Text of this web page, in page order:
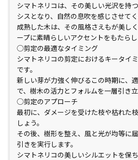
シマトネリコは、その美しい光沢を持
シスとなり、自然の息吹を感じさせてく
成熟した木は、その風格さえもが美し
ープに素晴らしいアクセントをもたらし
◯剪定の最適なタイミング
シマトネリコの剪定におけるキータイ
です。
新しい芽が力強く伸びるこの時期に、
で、樹木の活力とフォルムを一層引き立
◯剪定のアプローチ
最初に、ダメージを受けた枝や枯れた
しょう。
その後、樹形を整え、風と光が均等に
引きを実行します。
シマトネリコの美しいシルエットを保